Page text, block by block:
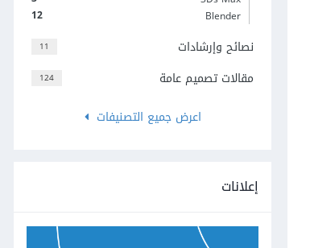
12
Blender
11 نصائح وإرشادات
124
مقالات تصميم عامة
اعرض جميع التصنيفات
إعلانات